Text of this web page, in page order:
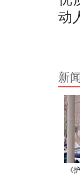
动
新
《